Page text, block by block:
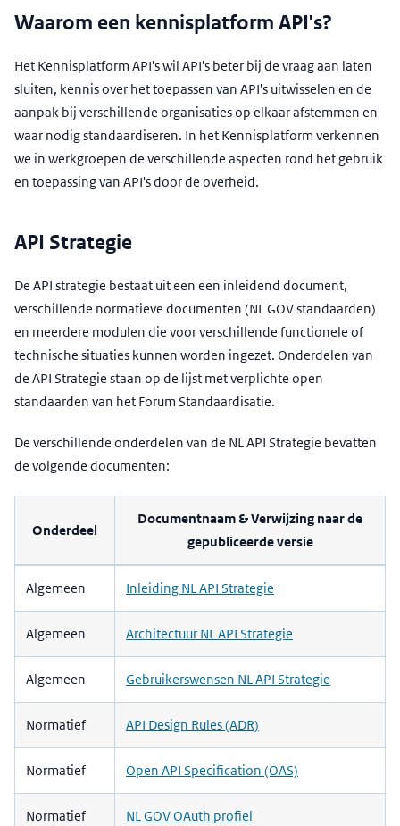
Waarom een kennisplatform API's?
Het Kennisplatform API's wil API's beter bij de vraag aan laten
sluiten, kennis over het toepassen van API's uitwisselen en de
aanpak bij verschillende organisaties op elkaar afstemmen en
waar nodig standaardiseren. In het Kennisplatform verkennen
we in werkgroepen de verschillende aspecten rond het gebruik
en toepassing van API's door de overheid.
API Strategie
De API strategie bestaat uit een een inleidend document,
verschillende normatieve documenten (NL GOV standaarden)
en meerdere modulen die voor verschillende functionele of
technische situaties kunnen worden ingezet. Onderdelen van
de API Strategie staan op de lijst met verplichte open
standaarden van het Forum Standaardisatie.
De verschillende onderdelen van de NL API Strategie bevatten
de volgende documenten:
Onderdeel
Documentnaam & Verwijzing naar de
gepubliceerde versie
Algemeen Inleiding NL API Strategie
Algemeen Architectuur NL API Strategie
Algemeen Gebruikerswensen NL API Strategie
Normatief API Design Rules (ADR)
Normatief Open API Specification (OAS)
Normatief NL GOV OAuth profiel